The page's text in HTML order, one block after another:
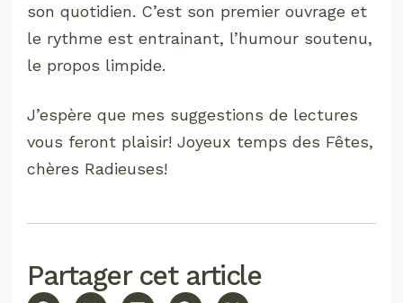
son quotidien. C’est son premier ouvrage et
le rythme est entrainant, l’humour soutenu,
le propos limpide.
J’espère que mes suggestions de lectures
vous feront plaisir! Joyeux temps des Fêtes,
chères Radieuses!
Partager cet article